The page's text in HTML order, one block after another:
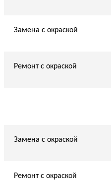
Замена с окраской
Ремонт с окраской
Замена с окраской
Ремонт с окраской